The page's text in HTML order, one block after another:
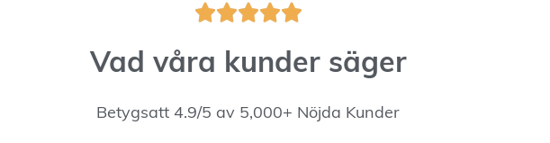

Vad våra kunder säger
Betygsatt 4.9/5 av 5,000+ Nöjda Kunder